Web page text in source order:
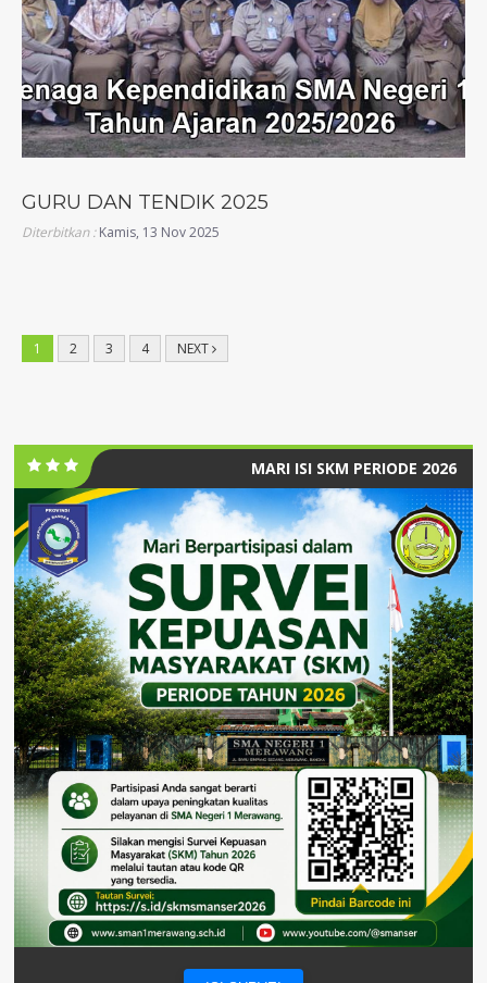
GURU DAN TENDIK 2025
Diterbitkan :Kamis, 13 Nov 2025
1 2 3 4 NEXT
MARI ISI SKM PERIODE 2026